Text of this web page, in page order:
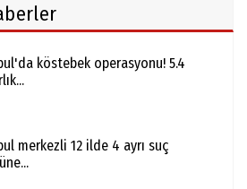
köstebek operasyonu! 5.4
merkezli 12 ilde 4 ayrı suç